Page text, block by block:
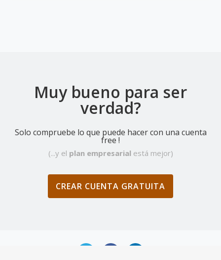
Muy bueno para ser
verdad?
Solo compruebe lo que puede hacer con una cuenta
free !
(...y el plan empresarial está mejor)
CREAR CUENTA GRATUITA